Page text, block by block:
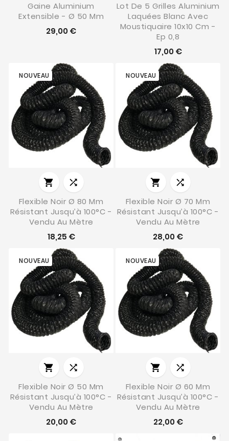
Gaine Aluminium
Extensible - Ø 50 Mm
29,00 €
Lot De 5 Grilles Aluminium
Laquées Blanc Avec
Moustiquaire 10x10 Cm -
Ep 0,8
17,00 €
NOUVEAU


Flexible Noir Ø 80 Mm
Résistant Jusqu’à 100°C -
Vendu Au Mètre
18,25 €
NOUVEAU


Flexible Noir Ø 70 Mm
Résistant Jusqu’à 100°C -
Vendu Au Mètre
28,00 €
NOUVEAU


Flexible Noir Ø 50 Mm
Résistant Jusqu’à 100°C -
Vendu Au Mètre
20,00 €
NOUVEAU


Flexible Noir Ø 60 Mm
Résistant Jusqu’à 100°C -
Vendu Au Mètre
22,00 €